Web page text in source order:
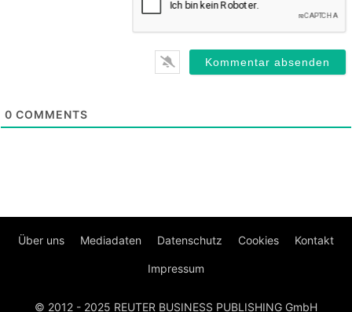
0 COMMENTS
Über uns Mediadaten Datenschutz Cookies Kontakt
Impressum
© 2012 - 2025 REUTER BUSINESS PUBLISHING GmbH